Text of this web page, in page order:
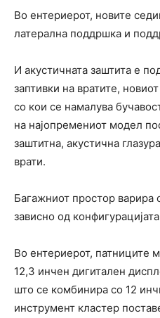
Во ентериерот, новите
латерална поддршка и
И акустичната заштита е
заптивки на вратите,
со кои се намалува
на најопремениот модел
заштитна, акустична
врати.
Багажниот простор варира
зависно од
Во ентериерот, патниците
12,3 инчен дигитален
што се комбинира со 12
инструмент кластер